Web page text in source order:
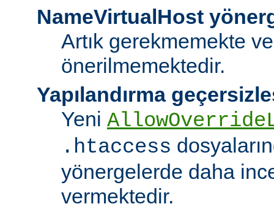
NameVirtualHost
Artık gerekmemekte ve
önerilmemektedir.
Yapılandırma
Yeni
.htaccess
yönergelerde daha
vermektedir.